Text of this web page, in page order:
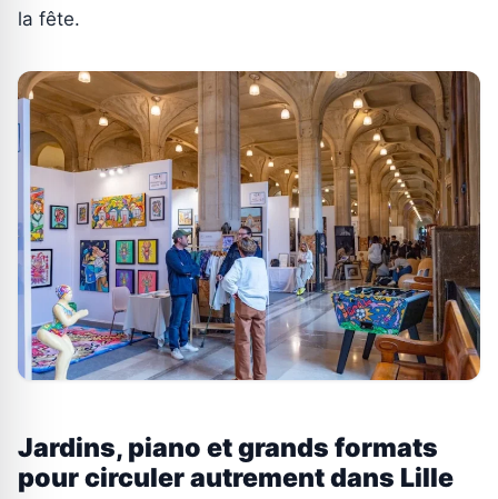
la fête.
Jardins, piano et grands formats
pour circuler autrement dans Lille